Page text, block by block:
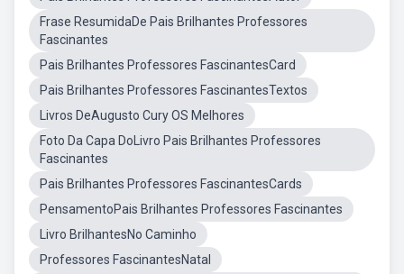
Frase ResumidaDe Pais Brilhantes Professores
Fascinantes
Pais Brilhantes Professores FascinantesCard
Pais Brilhantes Professores FascinantesTextos
Livros DeAugusto Cury OS Melhores
Foto Da Capa DoLivro Pais Brilhantes Professores
Fascinantes
Pais Brilhantes Professores FascinantesCards
PensamentoPais Brilhantes Professores Fascinantes
Livro BrilhantesNo Caminho
Professores FascinantesNatal